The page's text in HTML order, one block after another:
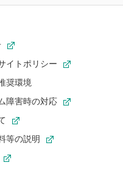
イトポリシー
奨環境
障害時の対応
等の説明